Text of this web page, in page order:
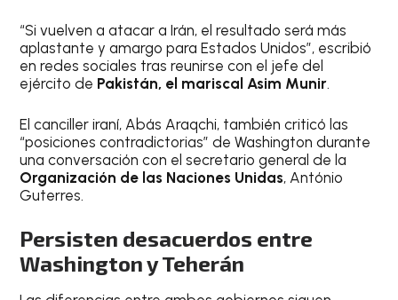
“Si vuelven a atacar a Irán, el resultado será más
aplastante y amargo para Estados Unidos”, escribió
en redes sociales tras reunirse con el jefe del
ejército de Pakistán, el mariscal Asim Munir.
El canciller iraní, Abás Araqchi, también criticó las
“posiciones contradictorias” de Washington durante
una conversación con el secretario general de la
Organización de las Naciones Unidas, António
Guterres.
Persisten desacuerdos entre
Washington y Teherán